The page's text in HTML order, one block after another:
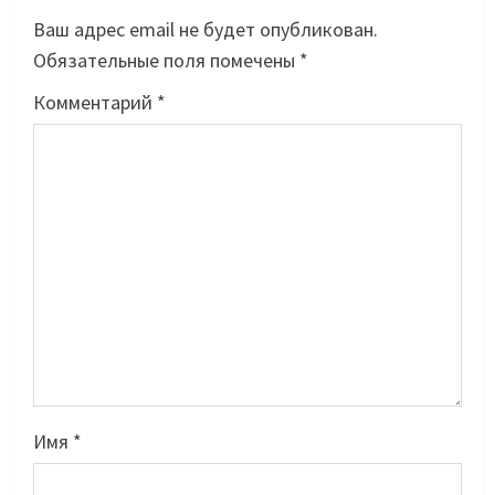
Ваш адрес email не будет опубликован.
Обязательные поля помечены *
Комментарий *
Имя *
файтері өзінен үш есе ауыр